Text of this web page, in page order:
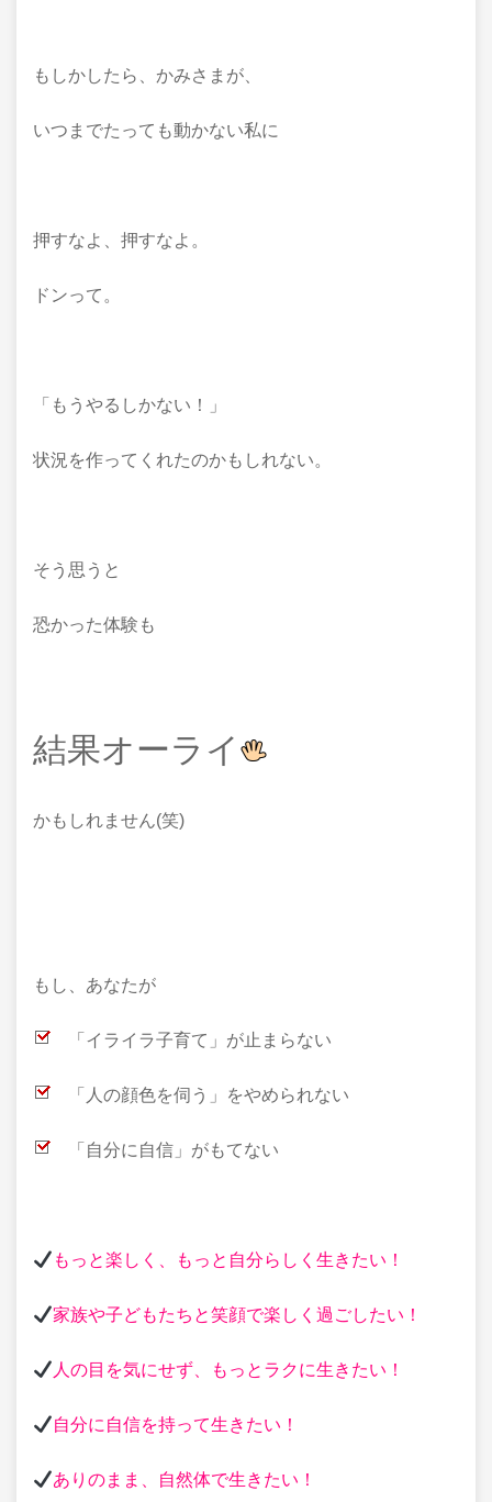
もしかしたら、かみさまが、
いつまでたっても動かない私に
押すなよ、押すなよ。
ドンって。
「もうやるしかない！」
状況を作ってくれたのかもしれない。
そう思うと
恐かった体験も
結果オーライ
かもしれません(笑)
もし、あなたが
「イライラ子育て」が止まらない
「人の顔色を伺う」をやめられない
「自分に自信」がもてない
もっと楽しく、もっと自分らしく生きたい！
家族や子どもたちと笑顔で楽しく過ごしたい！
人の目を気にせず、もっとラクに生きたい！
自分に自信を持って生きたい！
ありのまま、自然体で生きたい！